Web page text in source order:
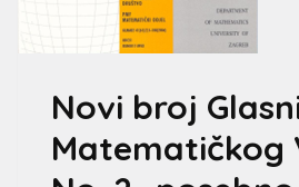
Novi broj
Matematičkog